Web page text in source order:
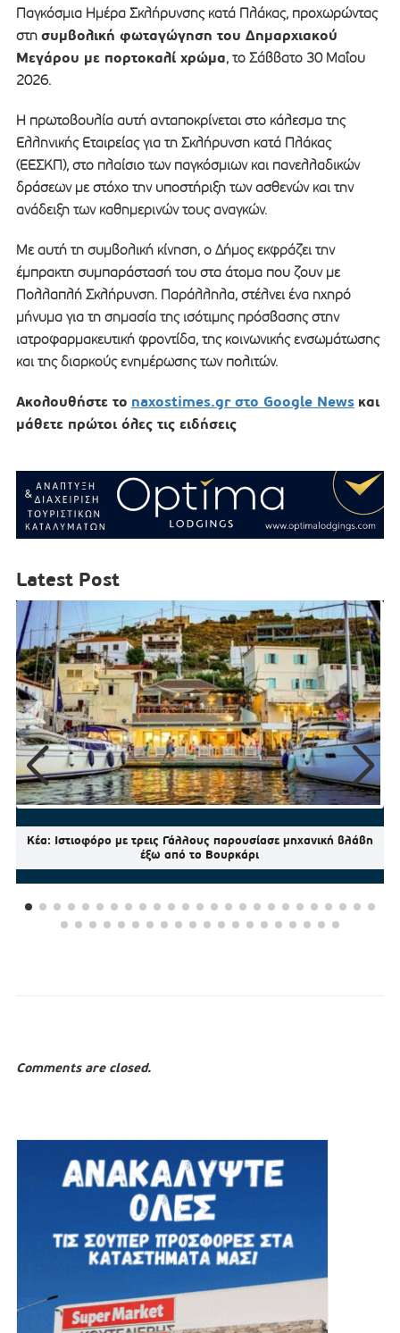
Παγκόσμια Ημέρα Σκλήρυνσης κατά Πλάκας, προχωρώντας
στη συμβολική φωταγώγηση του Δημαρχιακού
Μεγάρου με πορτοκαλί χρώμα, το Σάββατο 30 Μαΐου
2026.
Η πρωτοβουλία αυτή ανταποκρίνεται στο κάλεσμα της
Ελληνικής Εταιρείας για τη Σκλήρυνση κατά Πλάκας
(ΕΕΣΚΠ), στο πλαίσιο των παγκόσμιων και πανελλαδικών
δράσεων με στόχο την υποστήριξη των ασθενών και την
ανάδειξη των καθημερινών τους αναγκών.
Με αυτή τη συμβολική κίνηση, ο Δήμος εκφράζει την
έμπρακτη συμπαράστασή του στα άτομα που ζουν με
Πολλαπλή Σκλήρυνση. Παράλληλα, στέλνει ένα ηχηρό
μήνυμα για τη σημασία της ισότιμης πρόσβασης στην
ιατροφαρμακευτική φροντίδα, της κοινωνικής ενσωμάτωσης
και της διαρκούς ενημέρωσης των πολιτών.
Ακολουθήστε το naxostimes.gr στο Google News και
μάθετε πρώτοι όλες τις ειδήσεις
Latest Post
Κέα: Ιστιοφόρο με τρεις Γάλλους παρουσίασε μηχανική βλάβη
έξω από το Βουρκάρι
Comments are closed.